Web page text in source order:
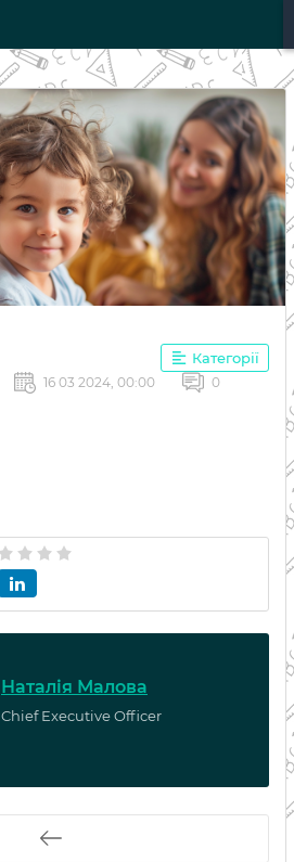
Категорії
16 03 2024, 00:00 0
Наталія Малова
Chief Executive Officer